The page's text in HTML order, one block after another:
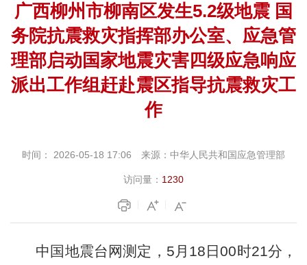
广西柳州市柳南区发生5.2级地震 国
务院抗震救灾指挥部办公室、应急管
理部启动国家地震灾害四级应急响应
派出工作组赶赴震区指导抗震救灾工
作
时间： 2026-05-18 17:06 来源： 中华人民共和国应急管理部
访问量： 1230
中国地震台网测定， 5月18日00时21分，